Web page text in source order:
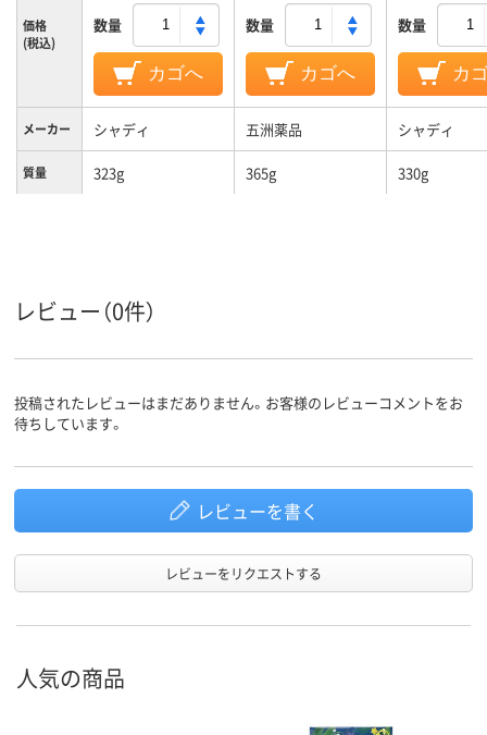
価格
(税込)
数量
カゴへ
数量
カゴへ
数量
カ
メーカー シャディ 五洲薬品 シャディ
質量 323g 365g 330g
レビュー（0件）
投稿されたレビューはまだありません。お客様のレビューコメントをお
待ちしています。
レビューを書く
レビューをリクエストする
人気の商品